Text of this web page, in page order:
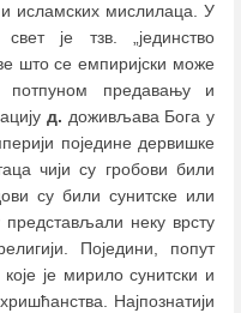
исламских мислилаца. У
је тзв. „јединство
што се емпиријски може
предавању и
д. доживљава Бога у
поједине дервишке
чији су гробови били
су били сунитске или
представљали неку врсту
Поједини, попут
је мирило сунитски и
Најпознатији